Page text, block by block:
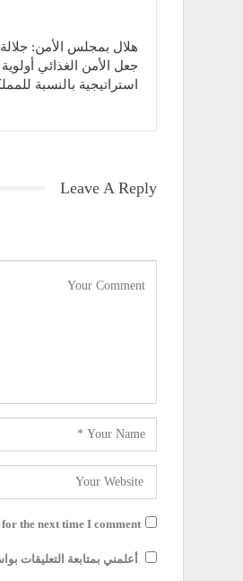
هلال بمجلس الأمن:
جعل الأمن الغذائي أولوية
استراتيجية بالنسبة
Leave A Reply
the next time I comment.
أعلمني بمتابعة التعليقات